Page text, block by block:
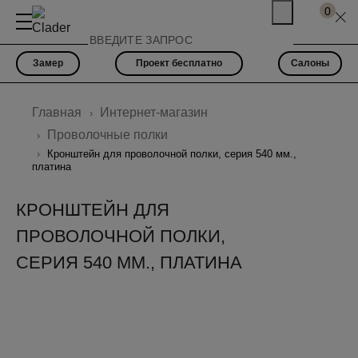
0
Замер Проект бесплатно Салоны
Главная
Интернет-магазин
Проволочные полки
Кронштейн для проволочной полки, серия 540 мм.,
платина
КРОНШТЕЙН ДЛЯ
ПРОВОЛОЧНОЙ ПОЛКИ,
СЕРИЯ 540 ММ., ПЛАТИНА